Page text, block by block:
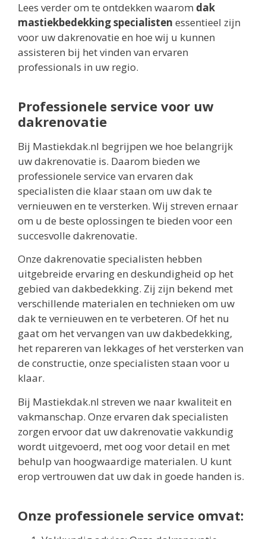
Lees verder om te ontdekken waarom dak
mastiekbedekking specialisten essentieel zijn
voor uw dakrenovatie en hoe wij u kunnen
assisteren bij het vinden van ervaren
professionals in uw regio.
Professionele service voor uw
dakrenovatie
Bij Mastiekdak.nl begrijpen we hoe belangrijk
uw dakrenovatie is. Daarom bieden we
professionele service van ervaren dak
specialisten die klaar staan om uw dak te
vernieuwen en te versterken. Wij streven ernaar
om u de beste oplossingen te bieden voor een
succesvolle dakrenovatie.
Onze dakrenovatie specialisten hebben
uitgebreide ervaring en deskundigheid op het
gebied van dakbedekking. Zij zijn bekend met
verschillende materialen en technieken om uw
dak te vernieuwen en te verbeteren. Of het nu
gaat om het vervangen van uw dakbedekking,
het repareren van lekkages of het versterken van
de constructie, onze specialisten staan voor u
klaar.
Bij Mastiekdak.nl streven we naar kwaliteit en
vakmanschap. Onze ervaren dak specialisten
zorgen ervoor dat uw dakrenovatie vakkundig
wordt uitgevoerd, met oog voor detail en met
behulp van hoogwaardige materialen. U kunt
erop vertrouwen dat uw dak in goede handen is.
Onze professionele service omvat: